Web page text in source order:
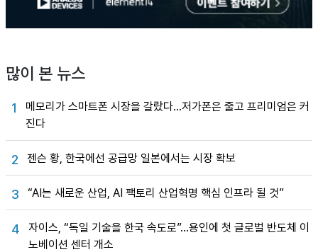
많이 본 뉴스
1
메모리가 스마트폰 시장을 갈랐다…저가폰은 줄고 프리미엄은 커
진다
2 젠슨 황, 한국에선 공급망 일본에서는 시장 확보
3 “AI는 새로운 산업, AI 팩토리 산업혁명 핵심 인프라 될 것”
4
자이스, “독일 기술을 한국 속도로”…용인에 첫 글로벌 반도체 이
노베이션 센터 개소